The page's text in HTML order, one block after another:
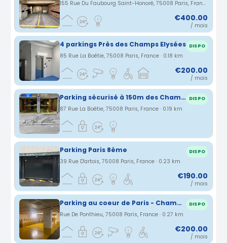
155 Rue Du Faubourg Saint-Honoré, 75008 Paris, France · 0.16 km
€400.00
/ mois
4 parkings Près des Champs Elysées DISPO
85 Rue La Boétie, 75008 Paris, France · 0.18 km
€200.00
/ mois
Parking sécurisé à 150m des Champs Elysées DISPO
87 Rue La Boétie, 75008 Paris, France · 0.19 km
Parking Paris 8ème DISPO
39 Rue D'artois, 75008 Paris, France · 0.23 km
€190.00
/ mois
Parking au coeur de Paris - Champs Elysées DISPO
Rue De Ponthieu, 75008 Paris, France · 0.27 km
€200.00
/ mois